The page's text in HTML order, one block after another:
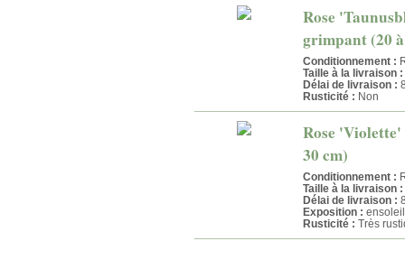
Rose
grimpant (20
Conditionnement :
Taille à la livraison :
Délai de livraison :
Rusticité : Non
Rose
30 cm)
Conditionnement :
Taille à la livraison :
Délai de livraison :
Exposition :
Rusticité : Très